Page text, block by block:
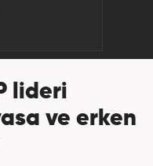
lideri
ve erken